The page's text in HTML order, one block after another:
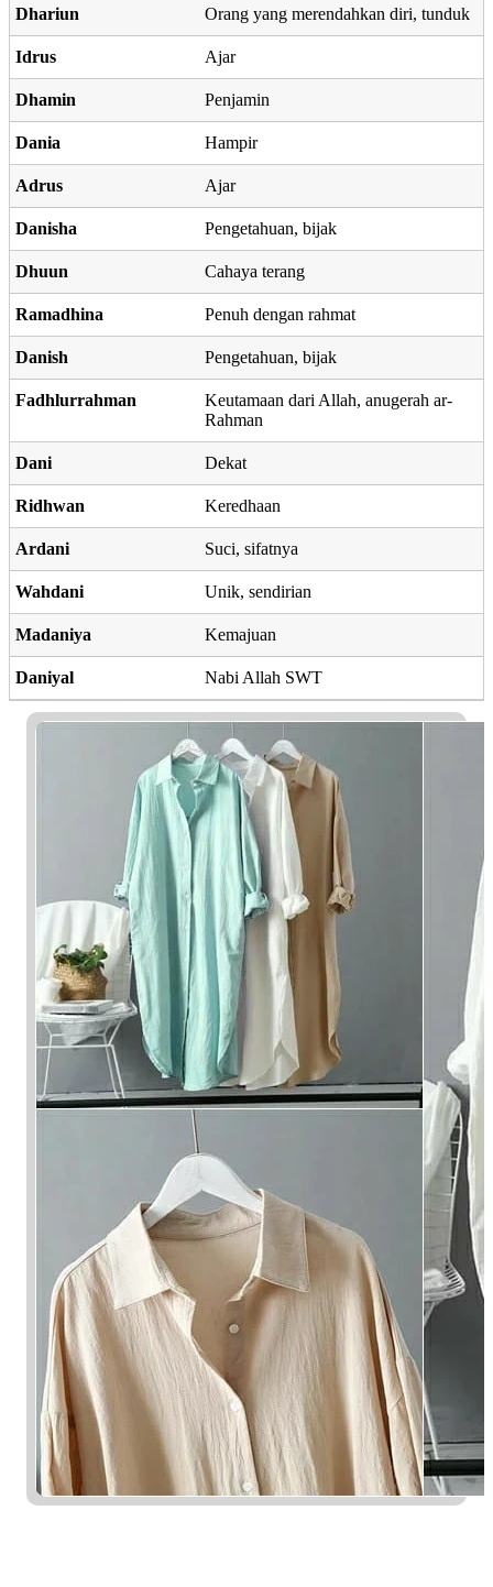
Dhariun Orang yang merendahkan diri, tunduk
Idrus Ajar
Dhamin Penjamin
Dania Hampir
Adrus Ajar
Danisha Pengetahuan, bijak
Dhuun Cahaya terang
Ramadhina Penuh dengan rahmat
Danish Pengetahuan, bijak
Fadhlurrahman
Keutamaan dari Allah, anugerah ar-
Rahman
Dani Dekat
Ridhwan Keredhaan
Ardani Suci, sifatnya
Wahdani Unik, sendirian
Madaniya Kemajuan
Daniyal Nabi Allah SWT